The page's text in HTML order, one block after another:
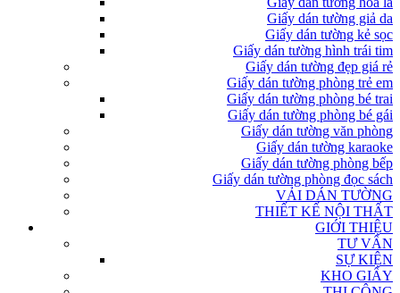
Giấy dán tường giả da
Giấy dán tường kẻ sọc
Giấy dán tường hình trái tim
Giấy dán tường đẹp giá rẻ
Giấy dán tường phòng trẻ em
Giấy dán tường phòng bé trai
Giấy dán tường phòng bé gái
Giấy dán tường văn phòng
Giấy dán tường karaoke
Giấy dán tường phòng bếp
Giấy dán tường phòng đọc sách
VẢI DÁN TƯỜNG
THIẾT KẾ NỘI THẤT
GIỚI THIỆU
TƯ VẤN
SỰ KIỆN
KHO GIẤY